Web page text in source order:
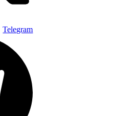
Telegram